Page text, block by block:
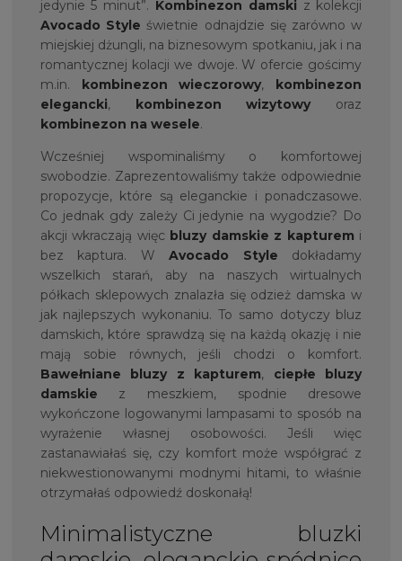
jedynie 5 minut”. Kombinezon damski z kolekcji
Avocado Style świetnie odnajdzie się zarówno w
miejskiej dżungli, na biznesowym spotkaniu, jak i na
romantycznej kolacji we dwoje. W ofercie gościmy
m.in. kombinezon wieczorowy, kombinezon
elegancki, kombinezon wizytowyoraz
kombinezon na wesele.
Wcześniej wspominaliśmy o komfortowej
swobodzie. Zaprezentowaliśmy także odpowiednie
propozycje, które są eleganckie i ponadczasowe.
Co jednak gdy zależy Ci jedynie na wygodzie? Do
akcji wkraczają więc bluzy damskie z kapturem i
bez kaptura. WAvocado Style dokładamy
wszelkich starań, aby na naszych wirtualnych
półkach sklepowych znalazła się odzież damska w
jak najlepszych wykonaniu. To samo dotyczy bluz
damskich, które sprawdzą się na każdą okazję i nie
mają sobie równych, jeśli chodzi o komfort.
Bawełniane bluzy z kapturem, ciepłe bluzy
damskie z meszkiem, spodnie dresowe
wykończone logowanymi lampasami to sposób na
wyrażenie własnej osobowości. Jeśli więc
zastanawiałaś się, czy komfort może współgrać z
niekwestionowanymi modnymi hitami, to właśnie
otrzymałaś odpowiedź doskonałą!
Minimalistyczne bluzki